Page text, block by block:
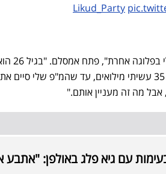
שירת
במילואים שהיינו בעזה, והוא כותב עליי! אני עד גיל 35 עשיתי מילואים, עד
מה זה מעניין אותם."
עם גיא פלג באולפן: "אתבע